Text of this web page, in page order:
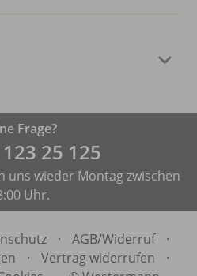
Frage?
25 125
uns wieder Montag zwischen
Uhr.
· AGB/Widerruf
·
· Vertrag widerrufen
·